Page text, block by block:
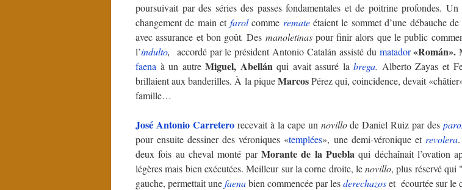
poursuivait par des séries des passes fondamentales et de poitrine profondes. Un
changement de main et farol comme remate étaient le sommet d’une débauche de
avec assurance et bon goût.Des manoletinaspour finir alors que le public
l’indulto, accordé par le président Antonio Catalán assisté du matador «Román».
faena à un autreMiguel, Abellán qui avait assuré labrega. Alberto Zayas et
brillaient aux banderilles. À la piqueMarcosPérez qui, coincidence, devait
famille…
José Antonio Carretero recevait à la cape un novillode Daniel Ruiz par des
pour ensuite dessiner des véroniques «templées», une demi-véronique et revolera
deux fois au cheval monté par Morante de la Puebla qui déchaînait l’ovation
légères mais bien exécutées. Meilleur sur la corne droite, lenovillo, plus réservé qui
gauche, permettait unefaenabien commencée par lesderechazoset écourtée sur le